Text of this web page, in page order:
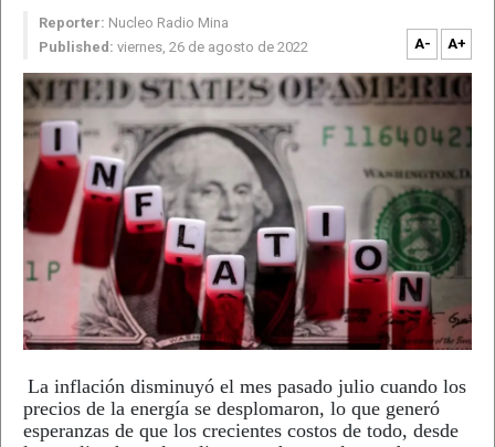
Reporter: Nucleo Radio Mina
Published: viernes, 26 de agosto de 2022 A- A+
La inflación disminuyó el mes pasado julio cuando los
precios de la energía se desplomaron, lo que generó
esperanzas de que los crecientes costos de todo, desde